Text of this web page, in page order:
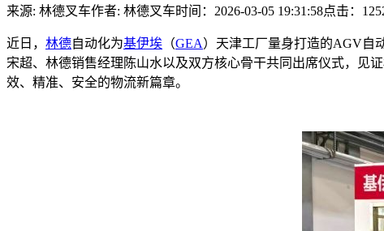
来源: 林德叉车作者: 林德叉车时间：2026-03-05 19:31:58点击：
近日， 林德自动化为基伊埃 （GEA）天津工厂量身打造的AGV自
宋超、林德销售经理陈山水以及双方核心骨干共同出席仪式，见
效、精准、安全的物流新篇章。